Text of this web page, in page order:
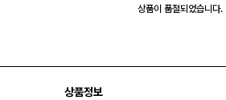
상품이 품절되었습니다.
상품정보